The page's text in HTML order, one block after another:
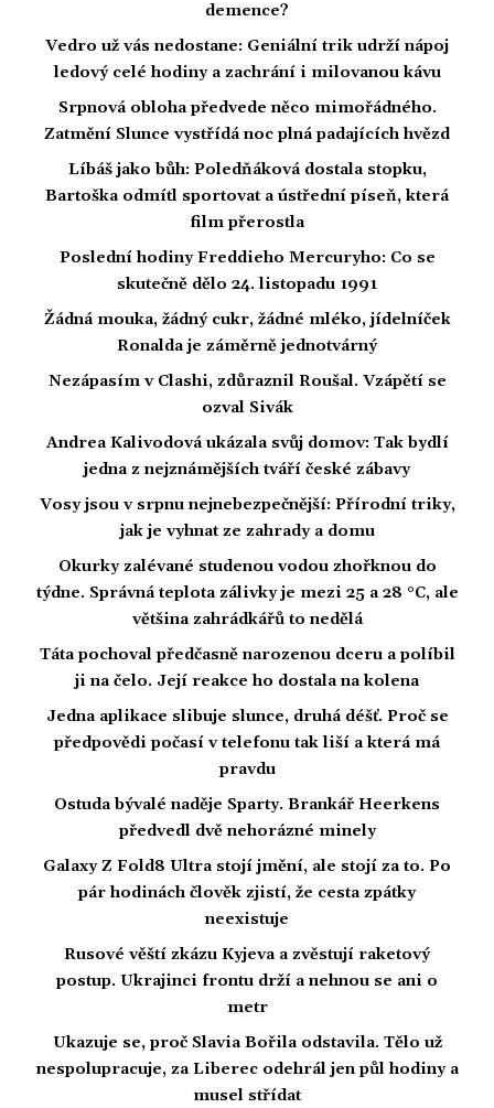
demence?
Vedro už vás nedostane: Geniální trik udrží nápoj
ledový celé hodiny a zachrání i milovanou kávu
Srpnová obloha předvede něco mimořádného.
Zatmění Slunce vystřídá noc plná padajících hvězd
Líbáš jako bůh: Poledňáková dostala stopku,
Bartoška odmítl sportovat a ústřední píseň, která
film přerostla
Poslední hodiny Freddieho Mercuryho: Co se
skutečně dělo 24. listopadu 1991
Žádná mouka, žádný cukr, žádné mléko, jídelníček
Ronalda je záměrně jednotvárný
Nezápasím v Clashi, zdůraznil Roušal. Vzápětí se
ozval Sivák
Andrea Kalivodová ukázala svůj domov: Tak bydlí
jedna z nejznámějších tváří české zábavy
Vosy jsou v srpnu nejnebezpečnější: Přírodní triky,
jak je vyhnat ze zahrady a domu
Okurky zalévané studenou vodou zhořknou do
týdne. Správná teplota zálivky je mezi 25 a 28 °C, ale
většina zahrádkářů to nedělá
Táta pochoval předčasně narozenou dceru a políbil
ji na čelo. Její reakce ho dostala na kolena
Jedna aplikace slibuje slunce, druhá déšť. Proč se
předpovědi počasí v telefonu tak liší a která má
pravdu
Ostuda bývalé naděje Sparty. Brankář Heerkens
předvedl dvě nehorázné minely
Galaxy Z Fold8 Ultra stojí jmění, ale stojí za to. Po
pár hodinách člověk zjistí, že cesta zpátky
neexistuje
Rusové věští zkázu Kyjeva a zvěstují raketový
postup. Ukrajinci frontu drží a nehnou se ani o
metr
Ukazuje se, proč Slavia Bořila odstavila. Tělo už
nespolupracuje, za Liberec odehrál jen půl hodiny a
musel střídat